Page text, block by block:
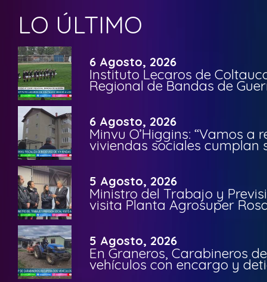
LO ÚLTIMO
6 Agosto, 2026
Instituto Lecaros de
Regional de Bandas de
6 Agosto, 2026
Minvu O’Higgins: “Vamos a
viviendas sociales cumplan
5 Agosto, 2026
Ministro del Trabajo y
visita Planta Agrosuper
5 Agosto, 2026
En Graneros, Carabineros
vehículos con encargo y